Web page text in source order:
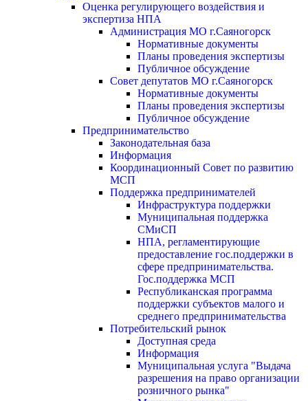
Оценка регулирующего воздействия и
экспертиза НПА
Администрация МО г.Саяногорск
Нормативные документы
Планы проведения экспертизы
Публичное обсуждение
Совет депутатов МО г.Саяногорск
Нормативные документы
Планы проведения экспертизы
Публичное обсуждение
Предпринимательство
Законодательная база
Информация
Координационный Совет по развитию
МСП
Поддержка предпринимателей
Инфраструктура поддержки
Муниципальная поддержка
СМиСП
НПА, регламентирующие
предоставление гос.поддержки в
сфере предпринимательства.
Гос.поддержка МСП
Республиканская программа
поддержки субъектов малого и
среднего предпринимательства
Потребительский рынок
Доступная среда
Информация
Муниципальная услуга "Выдача
разрешения на право организации
розничного рынка"